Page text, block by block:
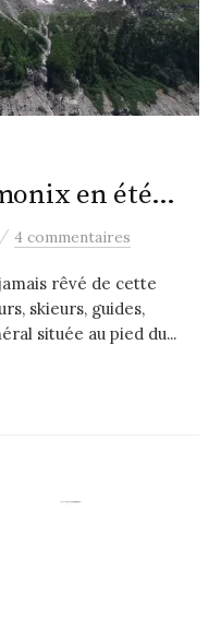
en été…
/ 4 commentaires
rêvé de cette
skieurs, guides,
située au pied du...